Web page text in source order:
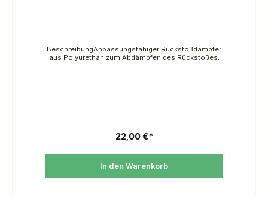
BeschreibungAnpassungsfähiger Rückstoßdämpfer
aus Polyurethan zum Abdämpfen des Rückstoßes.
22,00 €*
In den Warenkorb